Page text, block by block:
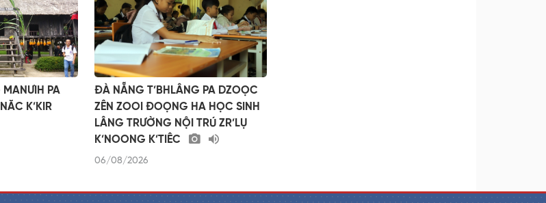
PA
K’KIR
ĐÀ NẴNG T’BHLÂNG PA DZOỌC
ZÊN ZOOI ĐOỌNG HA HỌC SINH
LÂNG TRƯỜNG NỘI TRÚ ZR’LỤ
K’NOONG K’TIÊC
06/08/2026